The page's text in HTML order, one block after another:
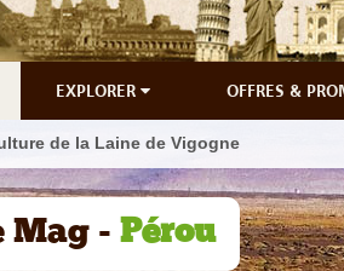
EXPLORER OFFRES &
de la Laine de Vigogne
Mag - Pérou